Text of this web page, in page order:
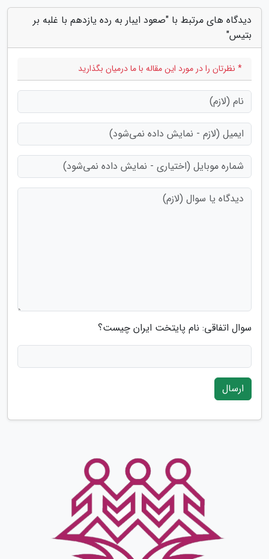
دیدگاه های مرتبط با "صعود ایبار به رده یازدهم با غلبه بر
بتیس"
* نظرتان را در مورد این مقاله با ما درمیان بگذارید
سوال اتفاقی: نام پایتخت ایران چیست؟
ارسال